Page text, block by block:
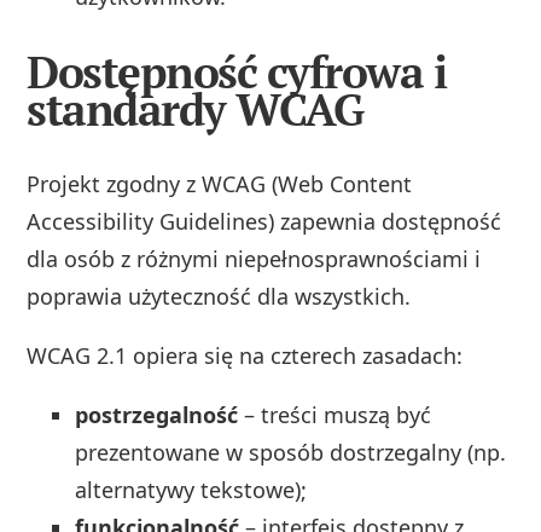
Dostępność cyfrowa i
standardy WCAG
Projekt zgodny z WCAG (Web Content
Accessibility Guidelines) zapewnia dostępność
dla osób z różnymi niepełnosprawnościami i
poprawia użyteczność dla wszystkich.
WCAG 2.1 opiera się na czterech zasadach:
postrzegalność – treści muszą być
prezentowane w sposób dostrzegalny (np.
alternatywy tekstowe);